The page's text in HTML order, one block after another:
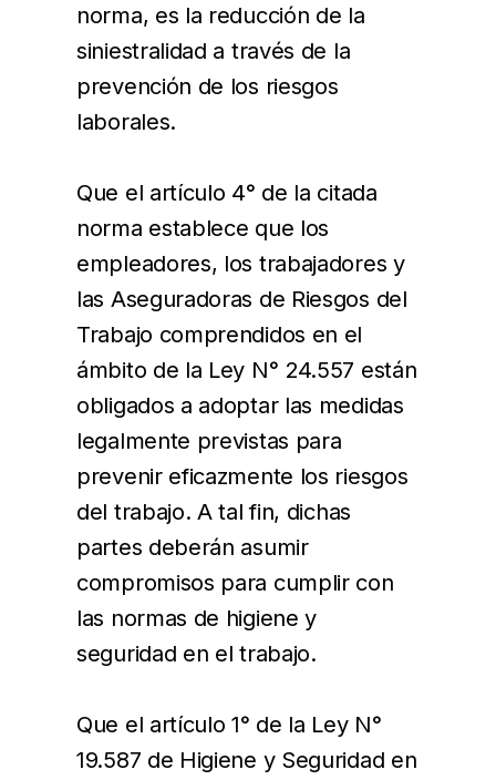
norma, es la reducción de la
siniestralidad a través de la
prevención de los riesgos
laborales.
Que el artículo 4° de la citada
norma establece que los
empleadores, los trabajadores y
las Aseguradoras de Riesgos del
Trabajo comprendidos en el
ámbito de la Ley N° 24.557 están
obligados a adoptar las medidas
legalmente previstas para
prevenir eficazmente los riesgos
del trabajo. A tal fin, dichas
partes deberán asumir
compromisos para cumplir con
las normas de higiene y
seguridad en el trabajo.
Que el artículo 1° de la Ley N°
19.587 de Higiene y Seguridad en